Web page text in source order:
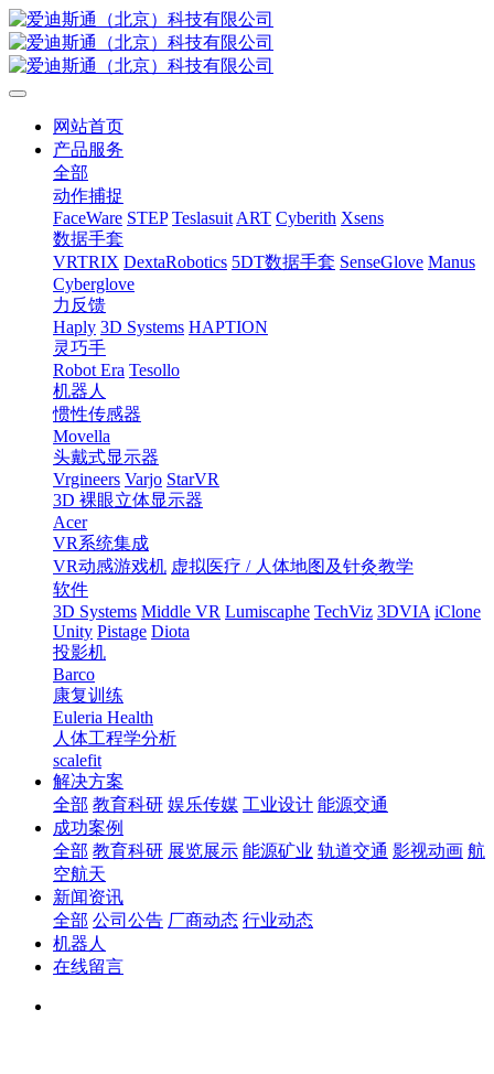
网站首页
产品服务
全部
动作捕捉
FaceWare STEP Teslasuit ART Cyberith Xsens
数据手套
VRTRIX DextaRobotics 5DT数据手套 SenseGlove Manus
Cyberglove
力反馈
Haply 3D Systems HAPTION
灵巧手
Robot Era Tesollo
机器人
惯性传感器
Movella
头戴式显示器
Vrgineers Varjo StarVR
3D 裸眼立体显示器
Acer
VR系统集成
VR动感游戏机 虚拟医疗 / 人体地图及针灸教学
软件
3D Systems Middle VR Lumiscaphe TechViz 3DVIA iClone
Unity Pistage Diota
投影机
Barco
康复训练
Euleria Health
人体工程学分析
scalefit
解决方案
全部 教育科研 娱乐传媒 工业设计 能源交通
成功案例
全部 教育科研 展览展示 能源矿业 轨道交通 影视动画 航
空航天
新闻资讯
全部 公司公告 厂商动态 行业动态
机器人
在线留言